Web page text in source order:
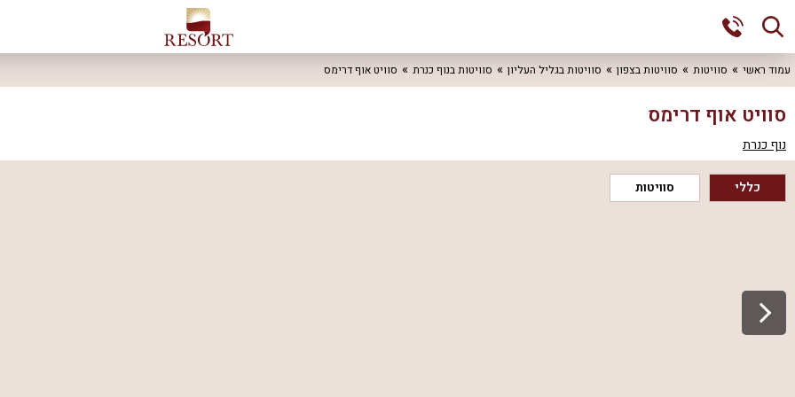
עמוד ראשי סוויטות סוויטות בצפון סוויטות בגליל העליון סוויטות בנוף כנרת סוויט אוף דרימס
סוויט אוף דרימס
נוף כנרת
כללי סוויטות